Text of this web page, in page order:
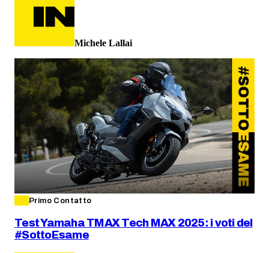
Michele Lallai
Primo Contatto
Test Yamaha TMAX Tech MAX 2025: i voti del
#SottoEsame